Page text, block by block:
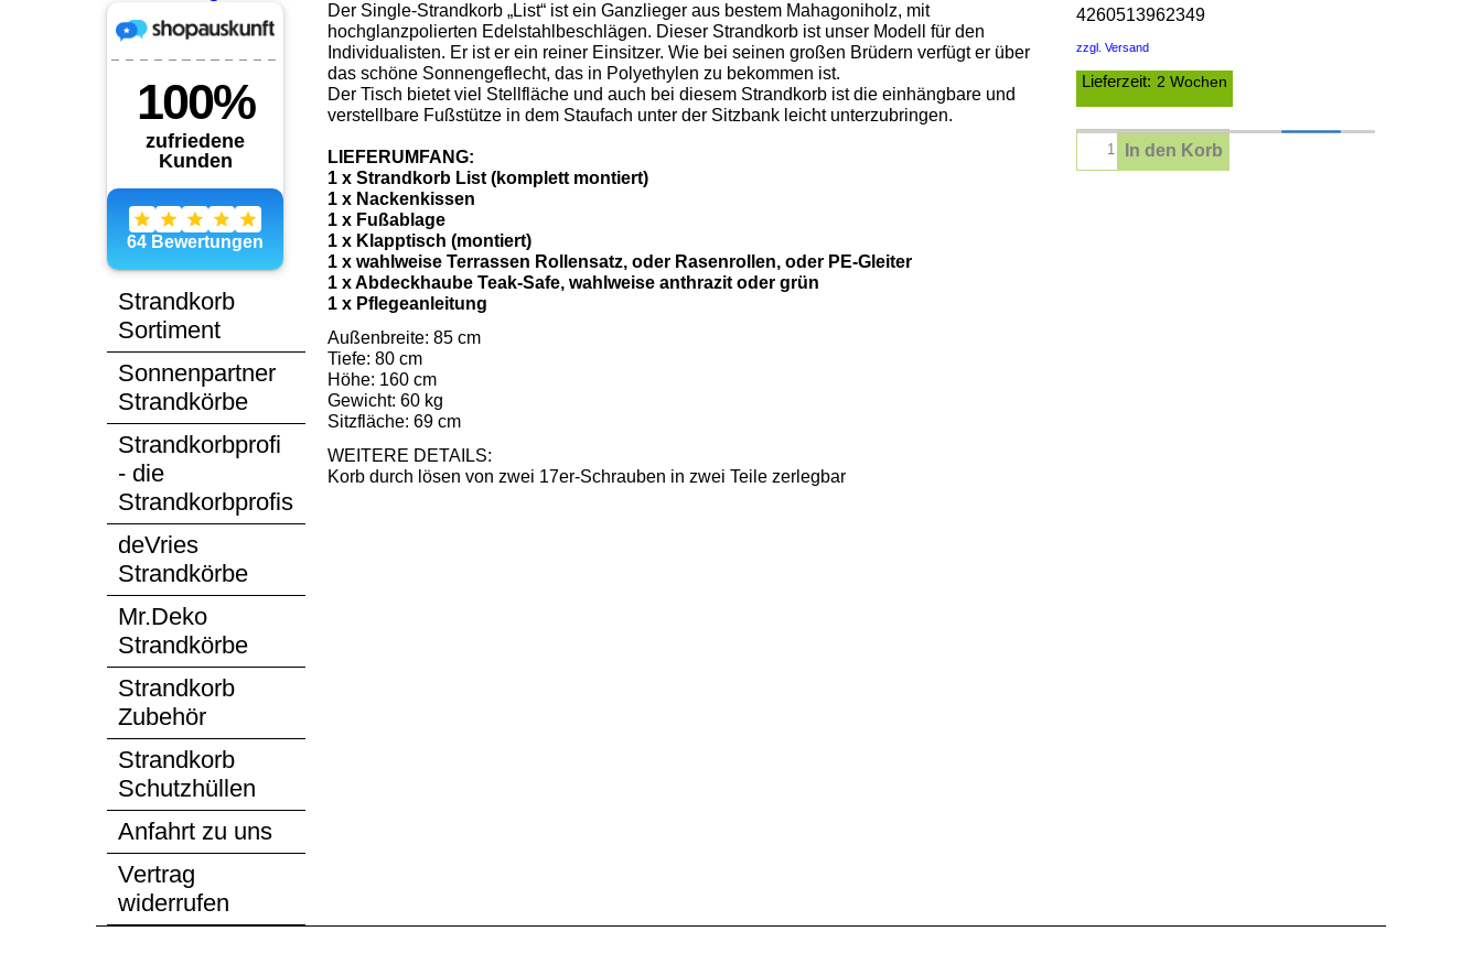
Strandkorb
Sortiment
Sonnenpartner
Strandkörbe
Strandkorbprofi
- die
Strandkorbprofis
deVries
Strandkörbe
Mr.Deko
Strandkörbe
Strandkorb
Zubehör
Strandkorb
Schutzhüllen
Anfahrt zu uns
Vertrag
widerrufen
4260513962349
zzgl. Versand
Lieferzeit: 2 Wochen
In den Korb
Der Single-Strandkorb „List“ ist ein Ganzlieger aus bestem Mahagoniholz, mit
hochglanzpolierten Edelstahlbeschlägen. Dieser Strandkorb ist unser Modell für den
Individualisten. Er ist er ein reiner Einsitzer. Wie bei seinen großen Brüdern verfügt er über
das schöne Sonnengeflecht, das in Polyethylen zu bekommen ist.
Der Tisch bietet viel Stellfläche und auch bei diesem Strandkorb ist die einhängbare und
verstellbare Fußstütze in dem Staufach unter der Sitzbank leicht unterzubringen.
LIEFERUMFANG:
1 x Strandkorb List (komplett montiert)
1 x Nackenkissen
1 x Fußablage
1 x Klapptisch (montiert)
1 x wahlweise Terrassen Rollensatz, oder Rasenrollen, oder PE-Gleiter
1 x Abdeckhaube Teak-Safe, wahlweise anthrazit oder grün
1 x Pflegeanleitung
Außenbreite: 85 cm
Tiefe: 80 cm
Höhe: 160 cm
Gewicht: 60 kg
Sitzfläche: 69 cm
WEITERE DETAILS:
Korb durch lösen von zwei 17er-Schrauben in zwei Teile zerlegbar